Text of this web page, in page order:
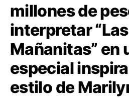
millones de
interpretar “Las
Mañanitas” en
especial
estilo de